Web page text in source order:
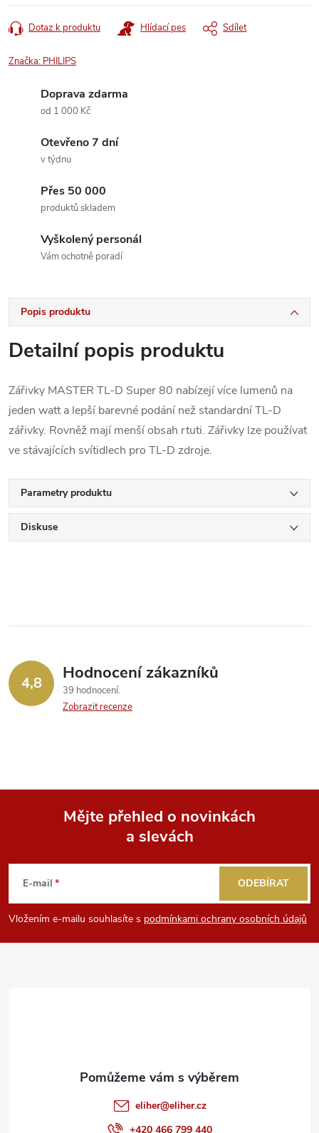
cena:
Dotaz k produktu Hlídací pes Sdílet
Značka: PHILIPS
Doprava zdarma
od 1 000 Kč
Otevřeno 7 dní
v týdnu
Přes 50 000
produktů skladem
Vyškolený personál
Vám ochotně poradí
Popis produktu
Detailní popis produktu
Zářivky MASTER TL-D Super 80 nabízejí více lumenů na
jeden watt a lepší barevné podání než standardní TL-D
zářivky. Rovněž mají menší obsah rtuti. Zářivky lze používat
ve stávajících svítidlech pro TL-D zdroje.
Parametry produktu
Diskuse
4,8 Hodnocení zákazníků
39 hodnocení
Zobrazit recenze
p
a
Mějte přehled o novinkách
a slevách
E-mail
Vložením e-mailu souhlasíte s podmínkami ochrany osobních údajů
ODEBÍRAT
eliher@eliher.cz
+420 466 799 440